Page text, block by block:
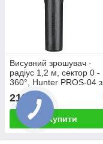
Висувний зрошувач -
радіус 1,2 м, сектор 0 -
360°, Hunter PROS-04 з
форсункою 4А (США)
213
Купити